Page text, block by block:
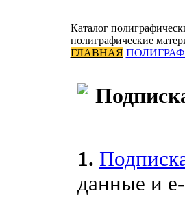
Каталог
полиграфические
ГЛАВНАЯ
1.
данные и